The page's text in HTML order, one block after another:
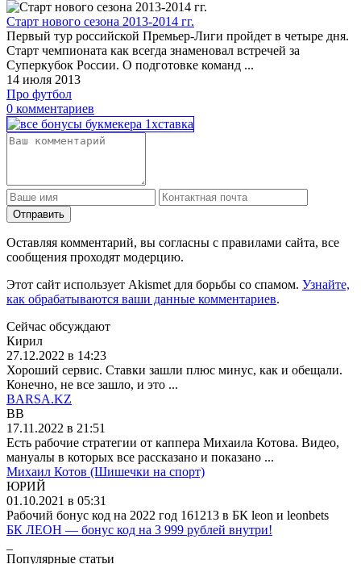
Старт нового сезона 2013-2014 гг.
Первый тур российской Премьер-Лиги пройдет в четыре дня.
Старт чемпионата как всегда знаменовал встречей за
Суперкубок России. О подготовке команд ...
14 июля 2013
Про футбол
0 комментариев
Отправить
Оставляя комментарий, вы согласны с правилами сайта, все
сообщения проходят модерцию.
Этот сайт использует Akismet для борьбы со спамом. Узнайте,
как обрабатываются ваши данные комментариев.
Сейчас обсуждают
Кирил
27.12.2022 в 14:23
Хороший сервис. Ставки зашли плюс минус, как и обещали.
Конечно, не все зашло, и это ...
BARSA.KZ
BB
17.11.2022 в 21:51
Есть рабочие стратегии от каппера Михаила Котова. Видео,
мануалы в которых все рассказано и показано ...
Михаил Котов (Шишечки на спорт)
ЮРИЙ
01.10.2021 в 05:31
Рабочий бонус код на 2022 год 161213 в БК leon и leonbets
БК ЛЕОН — бонус код на 3 999 рублей внутри!
Популярные статьи